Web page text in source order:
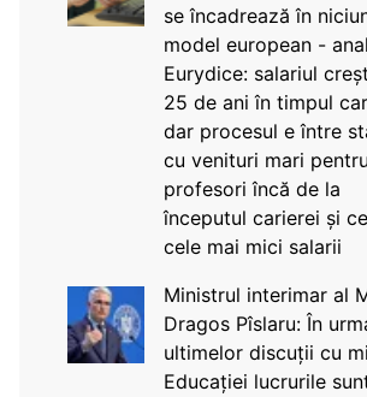
se încadrează în
model european -
Eurydice: salariul
25 de ani în timpul
dar procesul e între
cu venituri mari pentru
profesori încă de la
începutul carierei și
cele mai mici salarii
Ministrul interimar al
Dragos Pîslaru: În
ultimelor discuții cu
Educației lucrurile